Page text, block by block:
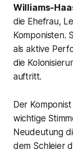
Williams-
die Ehefrau,
Komponisten.
als aktive
die
auftritt.
Der
wichtige
Neudeutung
dem Schleier